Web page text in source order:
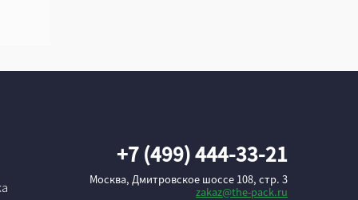
+7 (499) 444-33-21
Москва, Дмитровское шоссе 108, стр. 3
zakaz@the-pack.ru